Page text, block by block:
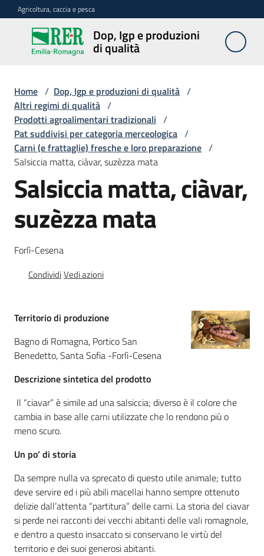
Vai al contenuto
Vai alla navigazione
Vai al footer
Agricoltura, caccia e pesca
Dop, Igp e produzioni
di qualità
Dop, Igp e
produzioni
Prodotti
Dop,
Igp,
Stg
agroalimentari
Docg,
e
regimi
di
qualità
Food
Valley
news
strade
dei
vini
e
dei
sapori
Home / Dop, Igp e produzioni di qualità /
Altri regimi di qualità /
Prodotti agroalimentari tradizionali /
Pat suddivisi per categoria merceologica /
Carni (e frattaglie) fresche e loro preparazione /
Salsiccia matta, ciàvar, suzèzza mata
Salsiccia matta, ciàvar,
suzèzza mata
Forlì-Cesena
CondividiVedi azioni
Territorio di produzione
Bagno di Romagna, Portico San
Benedetto, Santa Sofia -Forlì-Cesena
Descrizione sintetica del prodotto
Il “ciavar” è simile ad una salsiccia; diverso è il colore che
cambia in base alle carni utilizzate che lo rendono più o
meno scuro.
Un po’ di storia
Da sempre nulla va sprecato di questo utile animale; tutto
deve servire ed i più abili macellai hanno sempre ottenuto
delizie dall’attenta “partitura” delle carni. La storia del ciavar
si perde nei racconti dei vecchi abitanti delle vali romagnole,
e dentro a questo insaccato si conservano le virtù del
territorio e dei suoi generosi abitanti.